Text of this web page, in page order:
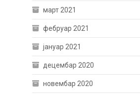
март 2021
фебруар 2021
јануар 2021
децембар 2020
новембар 2020